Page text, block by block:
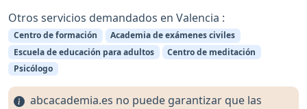
Otros servicios demandados en Valencia :
Centro de formación
Academia de exámenes civiles
Escuela de educación para adultos
Centro de meditación
Psicólogo
abcacademia.es no puede garantizar que las